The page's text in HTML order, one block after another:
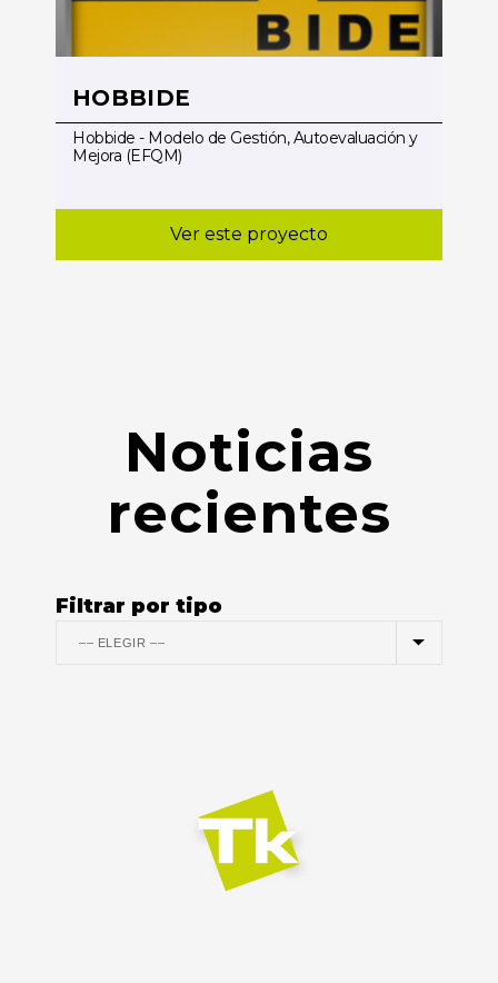
HOBBIDE
Hobbide - Modelo de Gestión, Autoevaluación y
Mejora (EFQM)
Ver este proyecto
Noticias
recientes
Filtrar por tipo